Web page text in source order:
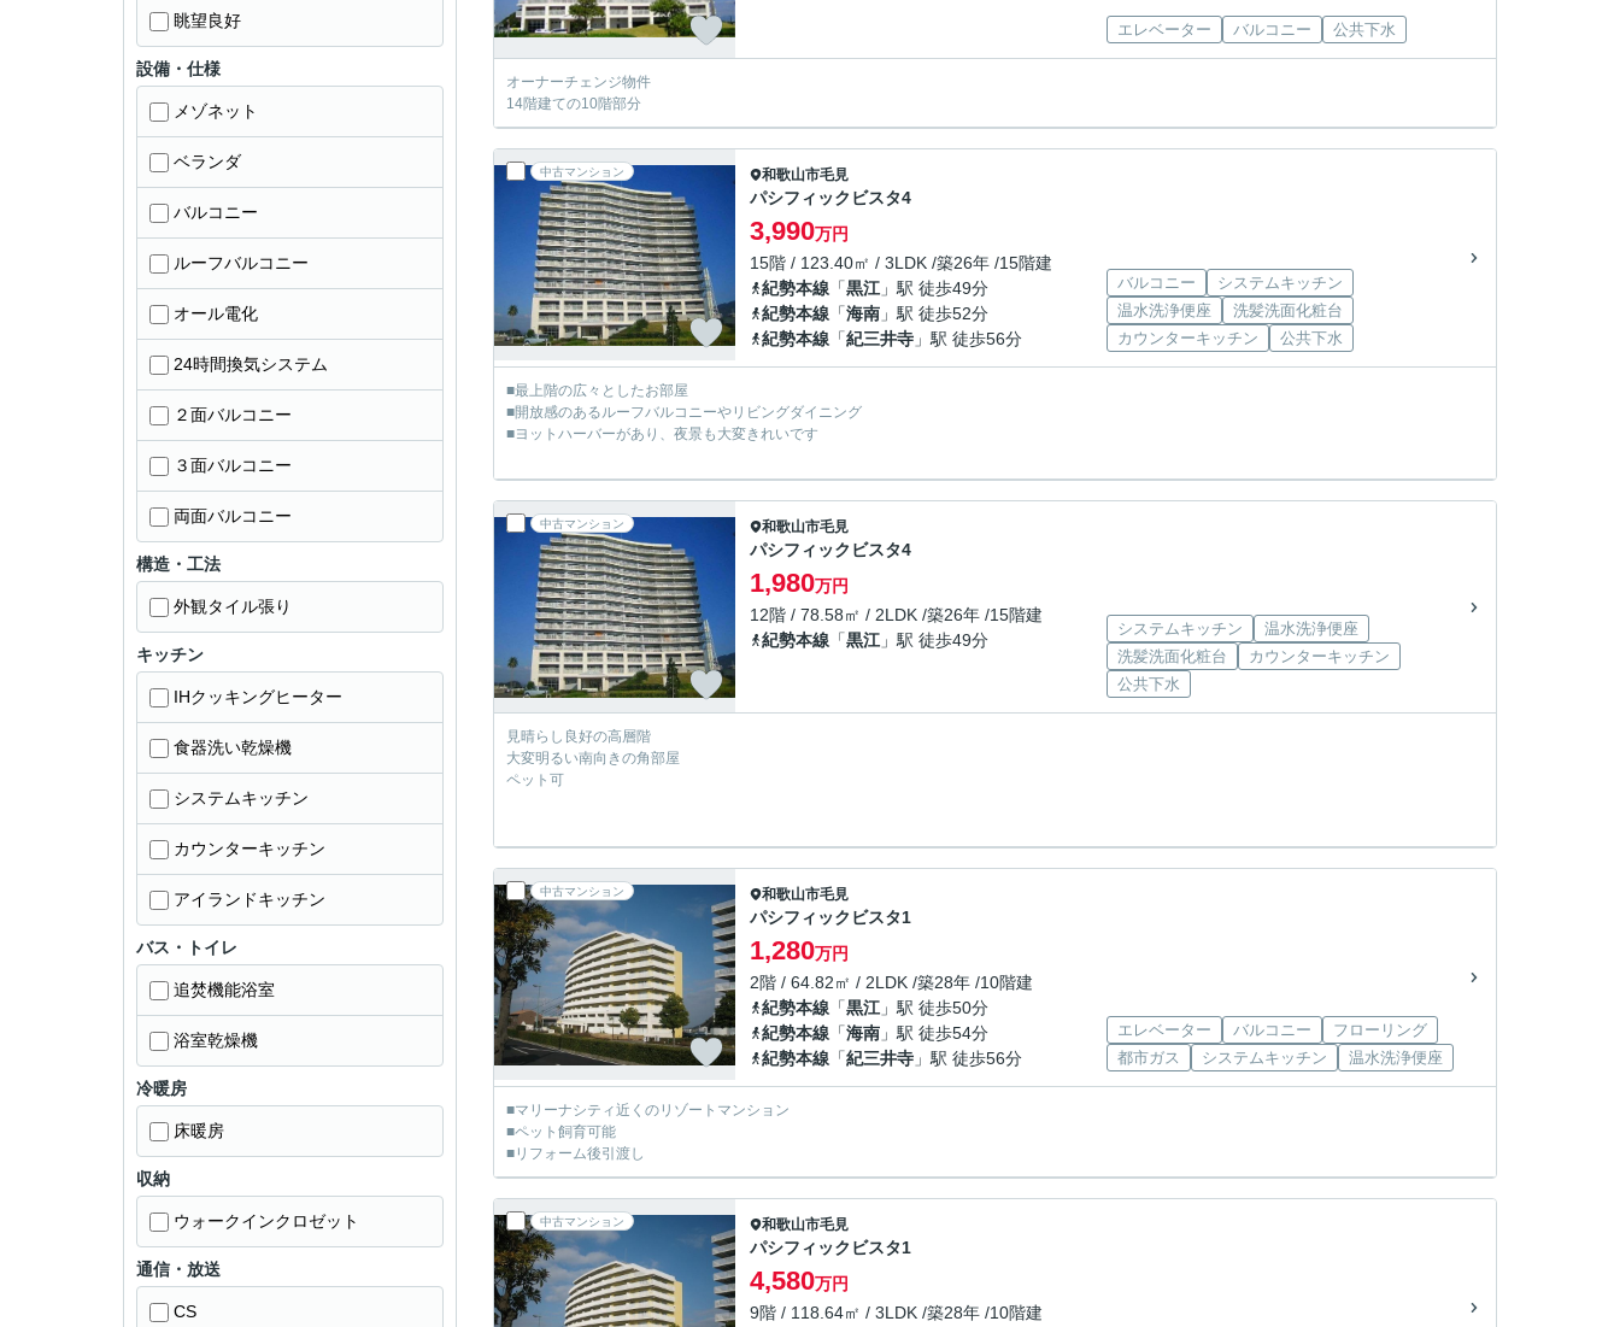
エレベーター バルコニー 公共下水
オーナーチェンジ物件
14階建ての10階部分
中古マンション 和歌山市毛見
パシフィックビスタ4
3,990万円
15階 / 123.40㎡ / 3LDK /築26年 /15階建
紀勢本線 「黒江 」駅 徒歩49分
紀勢本線 「海南 」駅 徒歩52分
紀勢本線 「紀三井寺 」駅 徒歩56分
バルコニー
システムキッチン
温水洗浄便座
洗髪洗面化粧台
カウンターキッチン
公共下水
■最上階の広々としたお部屋
■開放感のあるルーフバルコニーやリビングダイニング
■ヨットハーバーがあり、夜景も大変きれいです
中古マンション 和歌山市毛見
パシフィックビスタ4
1,980万円
12階 / 78.58㎡ / 2LDK /築26年 /15階建
紀勢本線 「黒江 」駅 徒歩49分
システムキッチン
温水洗浄便座
洗髪洗面化粧台
カウンターキッチン
公共下水
見晴らし良好の高層階
大変明るい南向きの角部屋
ペット可
中古マンション 和歌山市毛見
パシフィックビスタ1
1,280万円
2階 / 64.82㎡ / 2LDK /築28年 /10階建
紀勢本線 「黒江 」駅 徒歩50分
紀勢本線 「海南 」駅 徒歩54分
紀勢本線 「紀三井寺 」駅 徒歩56分
エレベーター バルコニー
フローリング
都市ガス
システムキッチン 温水洗浄便座
■マリーナシティ近くのリゾートマンション
■ペット飼育可能
■リフォーム後引渡し
中古マンション 和歌山市毛見
パシフィックビスタ1
4,580万円
9階 / 118.64㎡ / 3LDK /築28年 /10階建
眺望良好
設備・仕様
メゾネット
ベランダ
バルコニー
ルーフバルコニー
オール電化
24時間換気システム
２面バルコニー
３面バルコニー
両面バルコニー
構造・工法
外観タイル張り
キッチン
IHクッキングヒーター
食器洗い乾燥機
システムキッチン
カウンターキッチン
アイランドキッチン
バス・トイレ
追焚機能浴室
浴室乾燥機
冷暖房
床暖房
収納
ウォークインクロゼット
通信・放送
CS